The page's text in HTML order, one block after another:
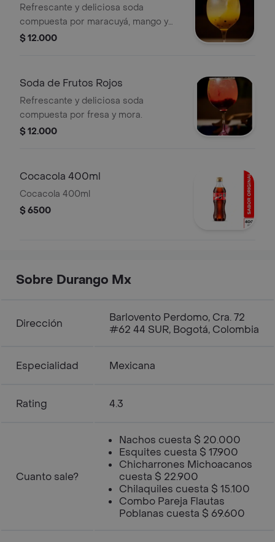
Refrescante y deliciosa soda
compuesta por maracuyá, mango y
piña.
$ 12.000
Soda de Frutos Rojos
Refrescante y deliciosa soda
compuesta por fresa y mora.
$ 12.000
Cocacola 400ml
Cocacola 400ml
$ 6500
Sobre Durango Mx
Dirección
Barlovento Perdomo, Cra. 72
#62 44 SUR, Bogotá, Colombia
Especialidad Mexicana
Rating 4.3
Cuanto sale?
Nachos cuesta $ 20.000
Esquites cuesta $ 17.900
Chicharrones Michoacanos
cuesta $ 22.900
Chilaquiles cuesta $ 15.100
Combo Pareja Flautas
Poblanas cuesta $ 69.600